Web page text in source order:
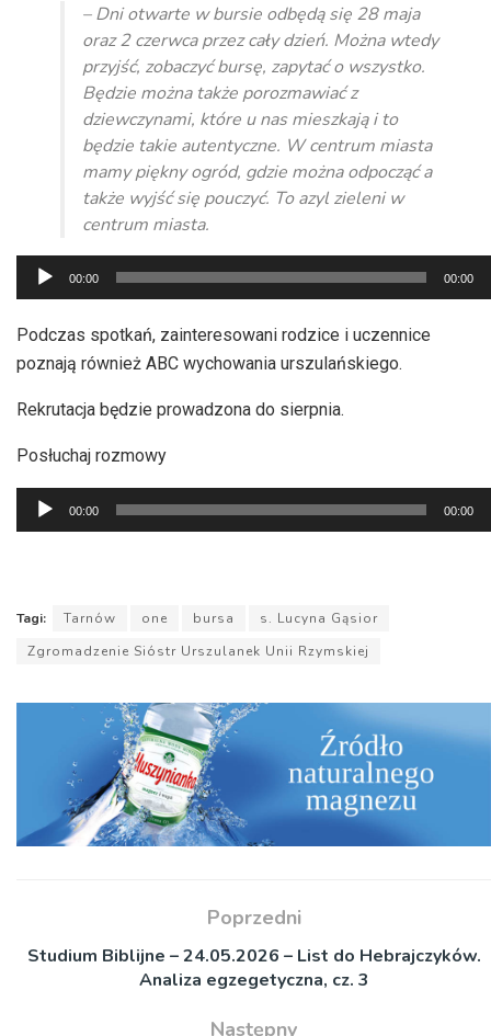
– Dni otwarte w bursie odbędą się 28 maja
oraz 2 czerwca przez cały dzień. Można wtedy
przyjść, zobaczyć bursę, zapytać o wszystko.
Będzie można także porozmawiać z
dziewczynami, które u nas mieszkają i to
będzie takie autentyczne. W centrum miasta
mamy piękny ogród, gdzie można odpocząć a
także wyjść się pouczyć. To azyl zieleni w
centrum miasta.
Odtwarzacz
plików
dźwiękowych
00:00 00:00
Podczas spotkań, zainteresowani rodzice i uczennice
poznają również ABC wychowania urszulańskiego.
Rekrutacja będzie prowadzona do sierpnia.
Posłuchaj rozmowy
Odtwarzacz
plików
00:00 00:00
Tagi: Tarnów one bursa
s. Lucyna Gąsior
Zgromadzenie Sióstr Urszulanek Unii Rzymskiej
Poprzedni
Studium Biblijne – 24.05.2026 – List do Hebrajczyków.
Analiza egzegetyczna, cz. 3
Następny